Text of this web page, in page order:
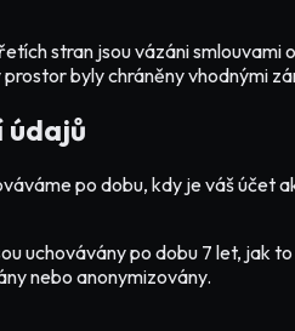
stran jsou vázáni
byly chráněny vhodnými
údajů
po dobu, kdy je váš účet
uchovávány po dobu 7 let, jak
nebo anonymizovány.